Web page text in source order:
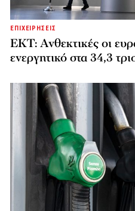
ΕΠΙΧΕΙΡΗΣΕΙΣ
ΕΚΤ: Ανθεκτικές οι
ενεργητικό στα 34,3